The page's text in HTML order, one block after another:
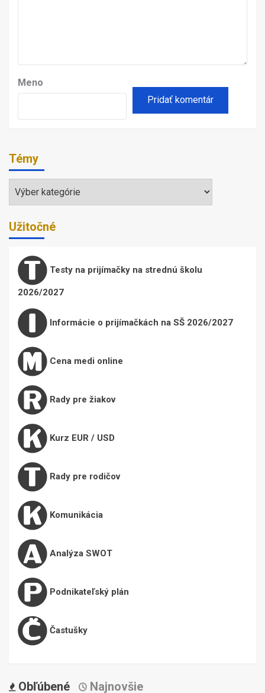
Meno
Témy
Témy
Užitočné
Testy na prijímačky na strednú školu
2026/2027
Informácie o prijímačkách na SŠ 2026/2027
Cena medi online
Rady pre žiakov
Kurz EUR / USD
Rady pre rodičov
Komunikácia
Analýza SWOT
Podnikateľský plán
Častušky
Obľúbené Najnovšie